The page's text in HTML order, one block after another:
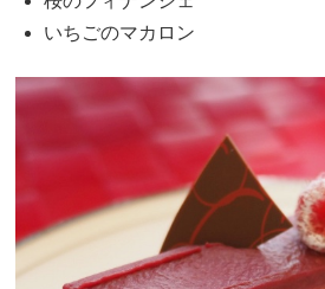
いちごのマカロン